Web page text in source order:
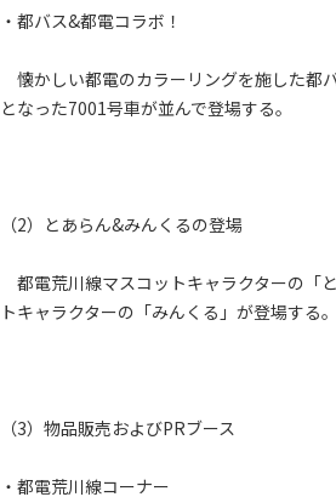
・都バス&都電コラボ！
懐かしい都電のカラーリングを施した都
となった7001号車が並んで登場する。
（2）とあらん&みんくるの登場
都電荒川線マスコットキャラクターの「
トキャラクターの「みんくる」が登場する。
（3）物品販売およびPRブース
・都電荒川線コーナー